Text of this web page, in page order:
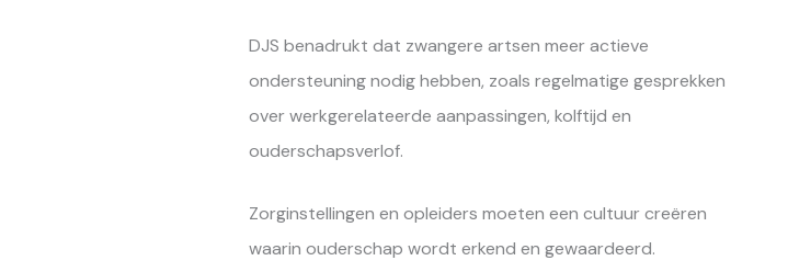
DJS benadrukt dat zwangere artsen meer actieve
ondersteuning nodig hebben, zoals regelmatige gesprekken
over werkgerelateerde aanpassingen, kolftijd en
ouderschapsverlof.
Zorginstellingen en opleiders moeten een cultuur creëren
waarin ouderschap wordt erkend en gewaardeerd.